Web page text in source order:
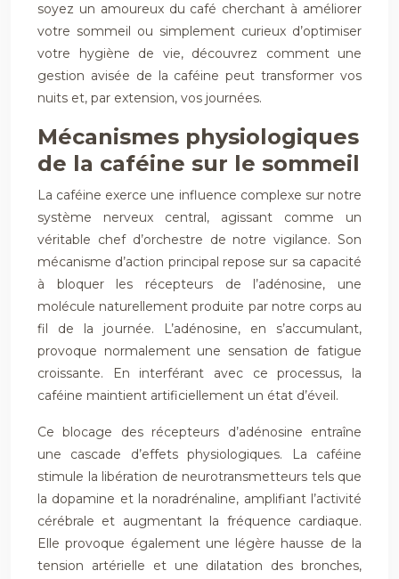
soyez un amoureux du café cherchant à améliorer
votre sommeil ou simplement curieux d’optimiser
votre hygiène de vie, découvrez comment une
gestion avisée de la caféine peut transformer vos
nuits et, par extension, vos journées.
Mécanismes physiologiques
de la caféine sur le sommeil
La caféine exerce une influence complexe sur notre
système nerveux central, agissant comme un
véritable chef d’orchestre de notre vigilance. Son
mécanisme d’action principal repose sur sa capacité
à bloquer les récepteurs de l’adénosine, une
molécule naturellement produite par notre corps au
fil de la journée. L’adénosine, en s’accumulant,
provoque normalement une sensation de fatigue
croissante. En interférant avec ce processus, la
caféine maintient artificiellement un état d’éveil.
Ce blocage des récepteurs d’adénosine entraîne
une cascade d’effets physiologiques. La caféine
stimule la libération de neurotransmetteurs tels que
la dopamine et la noradrénaline, amplifiant l’activité
cérébrale et augmentant la fréquence cardiaque.
Elle provoque également une légère hausse de la
tension artérielle et une dilatation des bronches,